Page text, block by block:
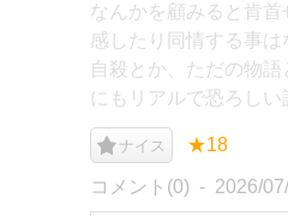
なんかを顧みると肯
感したり同情する事
自殺とか、ただの物
にもリアルで恐ろしい
ナイス ★18
コメント(0) 2026/